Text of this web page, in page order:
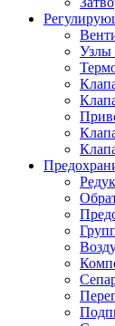
Узлы